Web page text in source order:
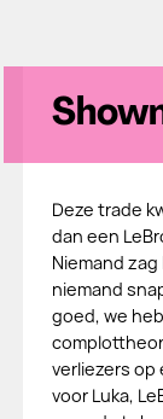
Deze trade
dan een
Niemand
niemand
goed, we
verliezers op
voor Luka,